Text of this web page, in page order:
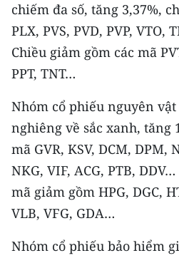
VỀ BÁO NHÂN DÂN
THỜI NAY
NHÂN DÂN CUỐI TUẦN
NHÂN DÂN HẰNG THÁNG
MUA BÁO
ĐỌC BÁO IN
ENGLISH
chiếm đa số, tăng 3,37%,
PLX, PVS, PVD, PVP, VTO,
Chiều giảm gồm các mã
PPT, TNT…
Nhóm cổ phiếu nguyên
nghiêng về sắc xanh, tăng
mã GVR, KSV, DCM, DPM,
NKG, VIF, ACG, PTB,
mã giảm gồm HPG, DGC,
VLB, VFG, GDA…
Nhóm cổ phiếu bảo hiểm